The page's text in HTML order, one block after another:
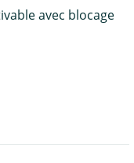
avec blocage